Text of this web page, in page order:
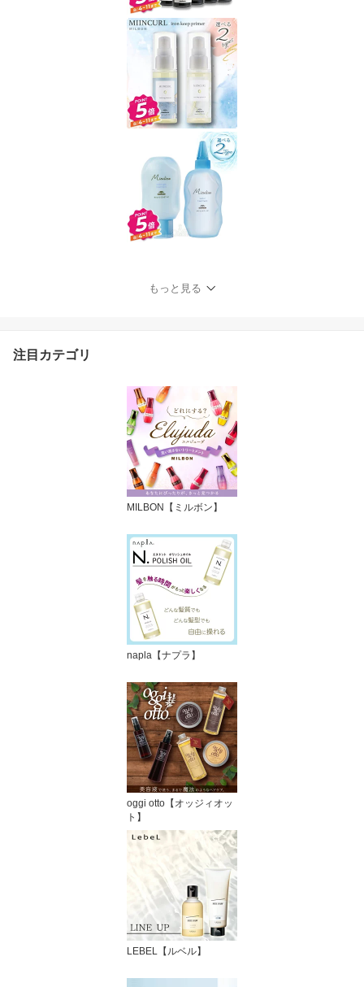
もっと見る
注目カテゴリ
MILBON【ミルボン】
napla【ナプラ】
oggi otto【オッジィオッ
ト】
LEBEL【ルベル】